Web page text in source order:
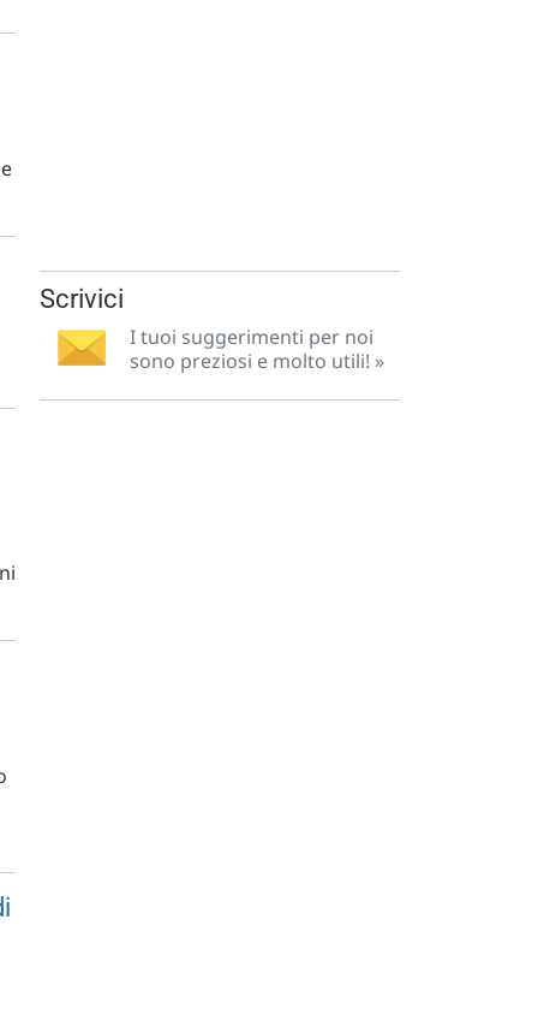
Scrivici
I tuoi suggerimenti per noi
sono preziosi e molto utili! »